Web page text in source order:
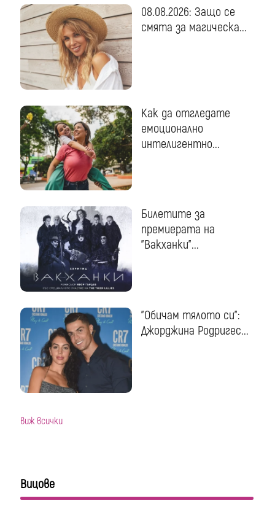
08.08.2026: Защо се
смята за магическа...
Как да отгледате
емоционално
интелигентно...
Билетите за
премиерата на
"Вакханки"...
"Обичам тялото си":
Джорджина Родригес...
виж всички
Вицове